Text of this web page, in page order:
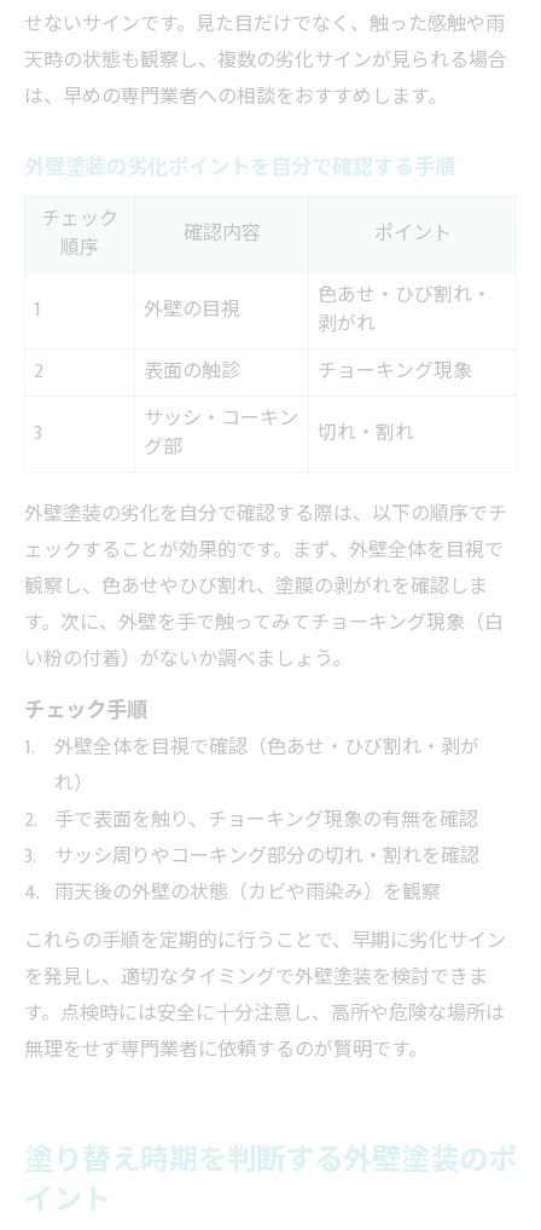
せないサインです。見た目だけでなく、触った感触や雨
天時の状態も観察し、複数の劣化サインが見られる場合
は、早めの専門業者への相談をおすすめします。
外壁塗装の劣化ポイントを自分で確認する手順
チェック
順序
確認内容 ポイント
1 外壁の目視
色あせ・ひび割れ・
剥がれ
2
表面の触診
チョーキング現象
3
サッシ・コーキン
グ部
切れ・割れ
外壁塗装の劣化を自分で確認する際は、以下の順序でチ
ェックすることが効果的です。まず、外壁全体を目視で
観察し、色あせやひび割れ、塗膜の剥がれを確認しま
す。次に、外壁を手で触ってみてチョーキング現象（白
い粉の付着）がないか調べましょう。
チェック手順
外壁全体を目視で確認（色あせ・ひび割れ・剥が
れ）
手で表面を触り、チョーキング現象の有無を確認
サッシ周りやコーキング部分の切れ・割れを確認
雨天後の外壁の状態（カビや雨染み）を観察
これらの手順を定期的に行うことで、早期に劣化サイン
を発見し、適切なタイミングで外壁塗装を検討できま
す。点検時には安全に十分注意し、高所や危険な場所は
無理をせず専門業者に依頼するのが賢明です。
塗り替え時期を判断する外壁塗装のポ
イント